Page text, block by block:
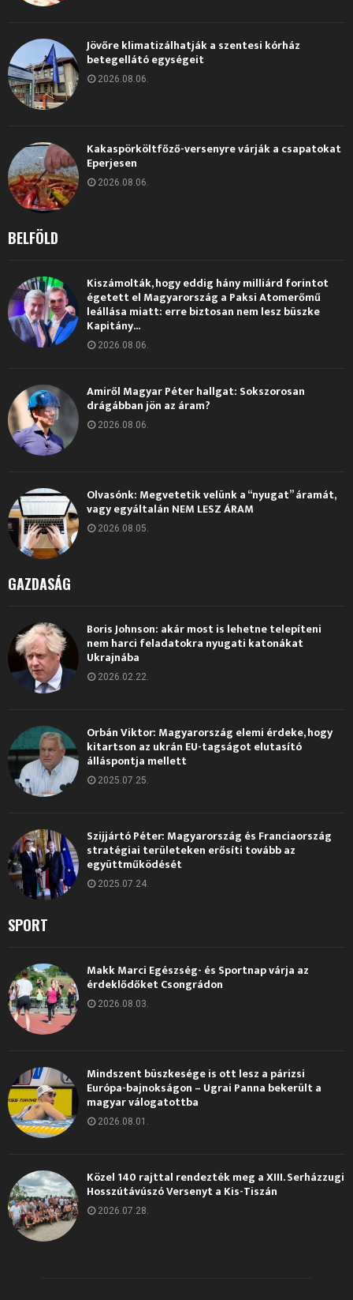
Jövőre klimatizálhatják a szentesi kórház
betegellátó egységeit
2026.08.06.
Kakaspörköltfőző-versenyre várják a csapatokat
Eperjesen
2026.08.06.
BELFÖLD
Kiszámolták, hogy eddig hány milliárd forintot
égetett el Magyarország a Paksi Atomerőmű
leállása miatt: erre biztosan nem lesz büszke
Kapitány...
2026.08.06.
Amiről Magyar Péter hallgat: Sokszorosan
drágábban jön az áram?
2026.08.06.
Olvasónk: Megvetetik velünk a “nyugat” áramát,
vagy egyáltalán NEM LESZ ÁRAM
2026.08.05.
GAZDASÁG
Boris Johnson: akár most is lehetne telepíteni
nem harci feladatokra nyugati katonákat
Ukrajnába
2026.02.22.
Orbán Viktor: Magyarország elemi érdeke, hogy
kitartson az ukrán EU-tagságot elutasító
álláspontja mellett
2025.07.25.
Szijjártó Péter: Magyarország és Franciaország
stratégiai területeken erősíti tovább az
együttműködését
2025.07.24.
SPORT
Makk Marci Egészség- és Sportnap várja az
érdeklődőket Csongrádon
2026.08.03.
Mindszent büszkesége is ott lesz a párizsi
Európa-bajnokságon – Ugrai Panna bekerült a
magyar válogatottba
2026.08.01.
Közel 140 rajttal rendezték meg a XIII. Serházzugi
Hosszútávúszó Versenyt a Kis-Tiszán
2026.07.28.